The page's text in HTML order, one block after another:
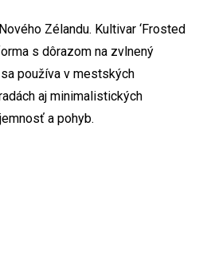
Zélandu. Kultivar ‘Frosted
s dôrazom na zvlnený
používa v mestských
aj minimalistických
a pohyb.